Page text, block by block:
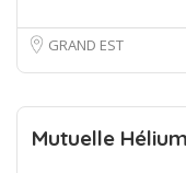
GRAND EST
Mutuelle